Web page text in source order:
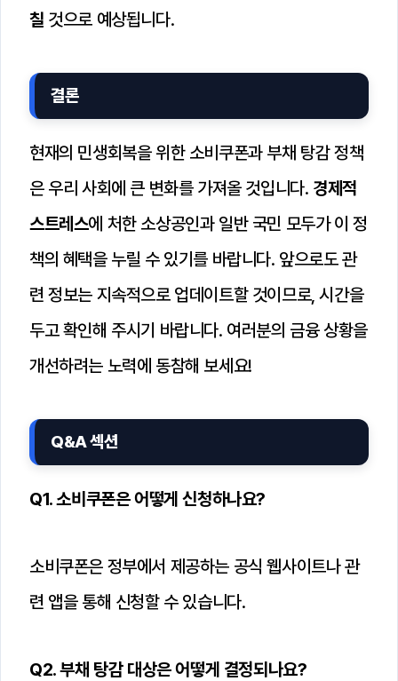
칠 것으로 예상됩니다.
결론
현재의 민생회복을 위한 소비쿠폰과 부채 탕감 정책
은 우리 사회에 큰 변화를 가져올 것입니다. 경제적
스트레스에 처한 소상공인과 일반 국민 모두가 이 정
책의 혜택을 누릴 수 있기를 바랍니다. 앞으로도 관
련 정보는 지속적으로 업데이트할 것이므로, 시간을
두고 확인해 주시기 바랍니다. 여러분의 금융 상황을
개선하려는 노력에 동참해 보세요!
Q&A 섹션
Q1. 소비쿠폰은 어떻게 신청하나요?
소비쿠폰은 정부에서 제공하는 공식 웹사이트나 관
련 앱을 통해 신청할 수 있습니다.
Q2. 부채 탕감 대상은 어떻게 결정되나요?